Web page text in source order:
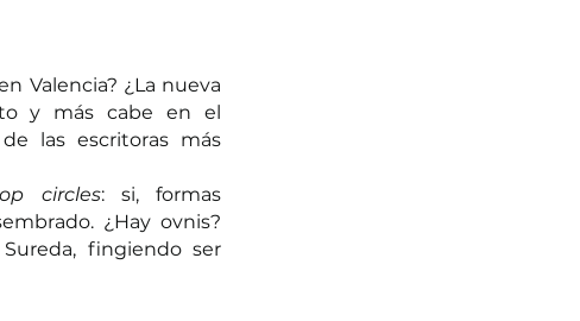
Valencia? ¿La nueva
y más cabe en el
las escritoras más
circles: si, formas
¿Hay ovnis?
fingiendo ser